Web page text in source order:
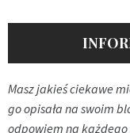
Masz jakieś ciekawe
go opisała na swoim
odpowiem na